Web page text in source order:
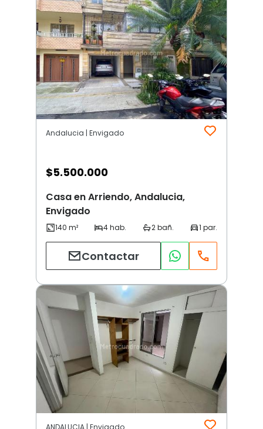
Andalucia | Envigado
$5.500.000
Casa en Arriendo, Andalucia,
Envigado
Contactar
ANDALUCIA | Envigado